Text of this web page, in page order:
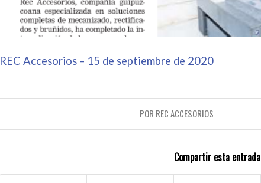
REC Accesorios – 15 de septiembre de 2020
POR REC ACCESORIOS
Compartir esta entrada